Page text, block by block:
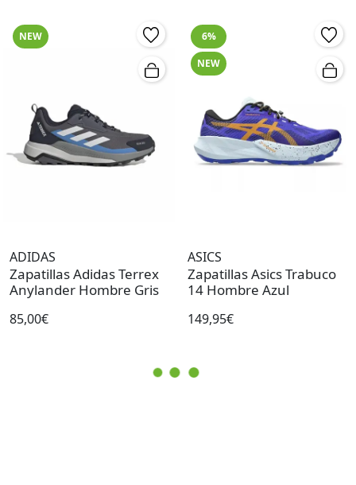
NEW
ADIDAS
Zapatillas Adidas Terrex
Anylander Hombre Gris
85,00€
6%
NEW
ASICS
Zapatillas Asics Trabuco
14 Hombre Azul
149,95€